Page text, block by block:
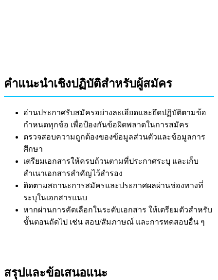
คำแนะนำเชิงปฏิบัติสำหรับผู้สมัคร
อ่านประกาศรับสมัครอย่างละเอียดและยึดปฏิบัติตามข้อ
กำหนดทุกข้อ เพื่อป้องกันข้อผิดพลาดในการสมัคร
ตรวจสอบความถูกต้องของข้อมูลส่วนตัวและข้อมูลการ
ศึกษา
เตรียมเอกสารให้ครบถ้วนตามที่ประกาศระบุ และเก็บ
สำเนาเอกสารสำคัญไว้สำรอง
ติดตามสถานะการสมัครและประกาศผลผ่านช่องทางที่
ระบุในเอกสารแนบ
หากผ่านการคัดเลือกในระดับเอกสาร ให้เตรียมตัวสำหรับ
ขั้นตอนถัดไป เช่น สอบ/สัมภาษณ์ และการทดสอบอื่น ๆ
สรุปและข้อเสนอแนะ